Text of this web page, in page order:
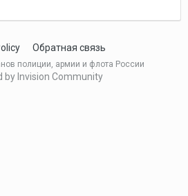
Обратная связь
полиции, армии и флота России
by Invision Community